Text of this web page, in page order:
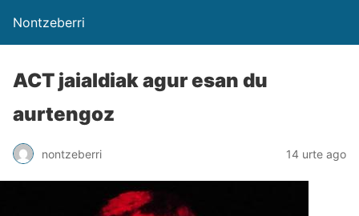
Nontzeberri
ACT jaialdiak agur esan du
aurtengoz
nontzeberri 14 urte ago